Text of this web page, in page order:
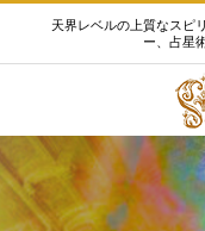
天界レベルの上質なスピ
ー、占星